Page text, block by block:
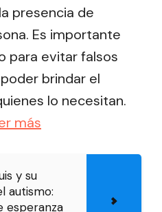
presencia de
Es importante
para evitar falsos
brindar el
lo necesitan.
más
y su
autismo:
esperanza